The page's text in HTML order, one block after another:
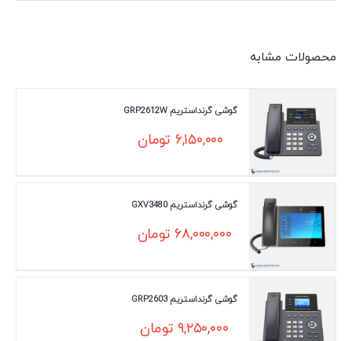
محصولات مشابه
گوشی گرنداستریم GRP2612W
۶,۱۵۰,۰۰۰ تومان
گوشی گرنداستریم GXV3480
۶۸,۰۰۰,۰۰۰ تومان
گوشی گرنداستریم GRP2603
۹,۲۵۰,۰۰۰ تومان